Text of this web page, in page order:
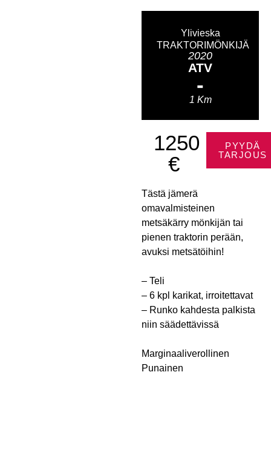
Ylivieska
TRAKTORIMÖNKIJÄ
2020
ATV
-
1 Km
1250
€
PYYDÄ
TARJOUS
Tästä jämerä
omavalmisteinen
metsäkärry mönkijän tai
pienen traktorin perään,
avuksi metsätöihin!
– Teli
– 6 kpl karikat, irroitettavat
– Runko kahdesta palkista
niin säädettävissä
Marginaaliverollinen
Punainen